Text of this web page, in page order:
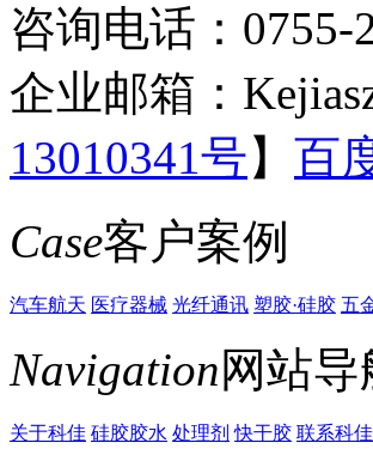
咨询电话：0755-
企业邮箱：
13010341号】 百
Case客户案例
汽车航天 医疗器械 光纤通讯 塑胶·硅胶 五
Navigation网站导
关于科佳 硅胶胶水 处理剂 快干胶 联系科佳